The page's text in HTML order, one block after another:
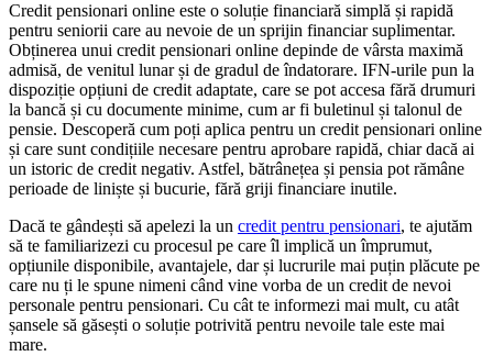
Credit pensionari online este o soluție financiară simplă și rapidă
pentru seniorii care au nevoie de un sprijin financiar suplimentar.
Obținerea unui credit pensionari online depinde de vârsta maximă
admisă, de venitul lunar și de gradul de îndatorare. IFN-urile pun la
dispoziție opțiuni de credit adaptate, care se pot accesa fără drumuri
la bancă și cu documente minime, cum ar fi buletinul și talonul de
pensie. Descoperă cum poți aplica pentru un credit pensionari online
și care sunt condițiile necesare pentru aprobare rapidă, chiar dacă ai
un istoric de credit negativ. Astfel, bătrânețea și pensia pot rămâne
perioade de liniște și bucurie, fără griji financiare inutile.
Dacă te gândești să apelezi la un credit pentru pensionari, te ajutăm
să te familiarizezi cu procesul pe care îl implică un împrumut,
opțiunile disponibile, avantajele, dar și lucrurile mai puțin plăcute pe
care nu ți le spune nimeni când vine vorba de un credit de nevoi
personale pentru pensionari. Cu cât te informezi mai mult, cu atât
șansele să găsești o soluție potrivită pentru nevoile tale este mai
mare.